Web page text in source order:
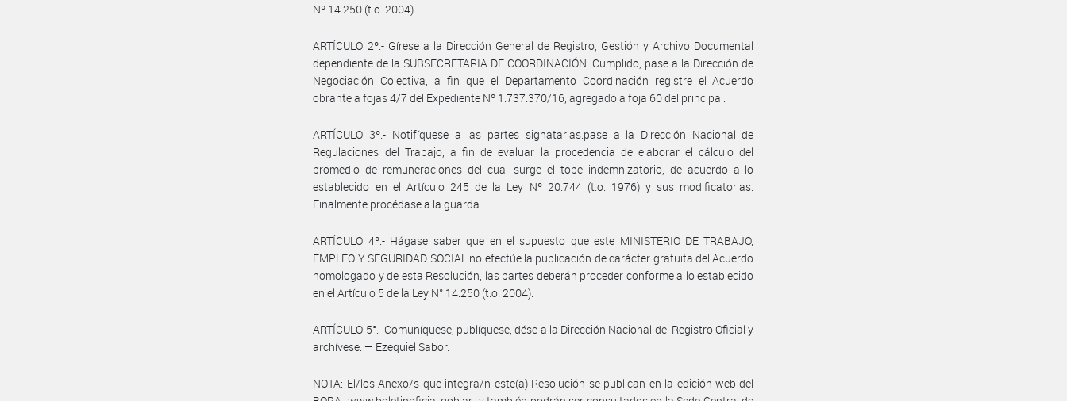
Nº 14.250 (t.o. 2004).
ARTÍCULO 2º.- Gírese a la Dirección General de Registro, Gestión y Archivo Documental
dependiente de la SUBSECRETARIA DE COORDINACIÓN. Cumplido, pase a la Dirección de
Negociación Colectiva, a fin que el Departamento Coordinación registre el Acuerdo
obrante a fojas 4/7 del Expediente Nº 1.737.370/16, agregado a foja 60 del principal.
ARTÍCULO 3º.- Notifíquese a las partes signatarias.pase a la Dirección Nacional de
Regulaciones del Trabajo, a fin de evaluar la procedencia de elaborar el cálculo del
promedio de remuneraciones del cual surge el tope indemnizatorio, de acuerdo a lo
establecido en el Artículo 245 de la Ley Nº 20.744 (t.o. 1976) y sus modificatorias.
Finalmente procédase a la guarda.
ARTÍCULO 4º.- Hágase saber que en el supuesto que este MINISTERIO DE TRABAJO,
EMPLEO Y SEGURIDAD SOCIAL no efectúe la publicación de carácter gratuita del Acuerdo
homologado y de esta Resolución, las partes deberán proceder conforme a lo establecido
en el Artículo 5 de la Ley N° 14.250 (t.o. 2004).
ARTÍCULO 5°.- Comuníquese, publíquese, dése a la Dirección Nacional del Registro Oficial y
archívese. — Ezequiel Sabor.
NOTA: El/los Anexo/s que integra/n este(a) Resolución se publican en la edición web del